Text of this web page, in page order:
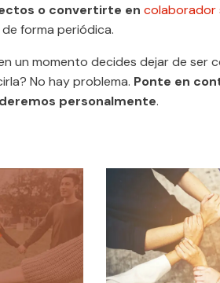
o convertirte en colaborador
de forma periódica.
un momento decides dejar de ser
No hay problema. Ponte en
personalmente.